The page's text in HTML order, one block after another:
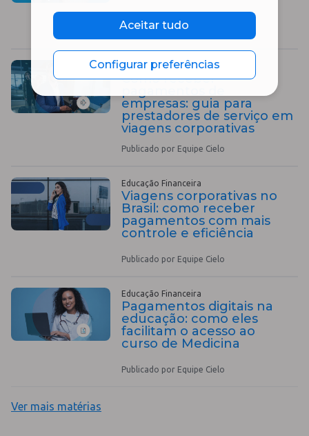
Publicado por Equipe Cielo
Educação Financeira
Como receber
empresas: guia para
prestadores de serviço em
viagens corporativas
Publicado por Equipe Cielo
Educação Financeira
Viagens corporativas no
Brasil: como receber
pagamentos com mais
controle e eficiência
Publicado por Equipe Cielo
Educação Financeira
Pagamentos digitais na
educação: como eles
facilitam o acesso ao
curso de Medicina
Publicado por Equipe Cielo
Ver mais matérias
Aceitar tudo
Configurar preferências